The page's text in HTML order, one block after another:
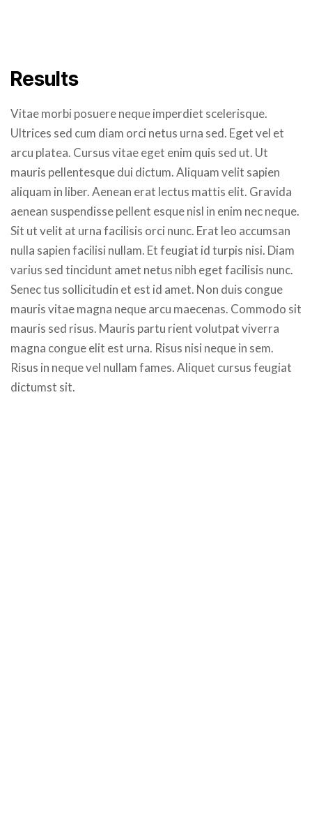
Results
Vitae morbi posuere neque imperdiet scelerisque.
Ultrices sed cum diam orci netus urna sed. Eget vel et
arcu platea. Cursus vitae eget enim quis sed ut. Ut
mauris pellentesque dui dictum. Aliquam velit sapien
aliquam in liber. Aenean erat lectus mattis elit. Gravida
aenean suspendisse pellent esque nisl in enim nec neque.
Sit ut velit at urna facilisis orci nunc. Erat leo accumsan
nulla sapien facilisi nullam. Et feugiat id turpis nisi. Diam
varius sed tincidunt amet netus nibh eget facilisis nunc.
Senec tus sollicitudin et est id amet. Non duis congue
mauris vitae magna neque arcu maecenas. Commodo sit
mauris sed risus. Mauris partu rient volutpat viverra
magna congue elit est urna. Risus nisi neque in sem.
Risus in neque vel nullam fames. Aliquet cursus feugiat
dictumst sit.